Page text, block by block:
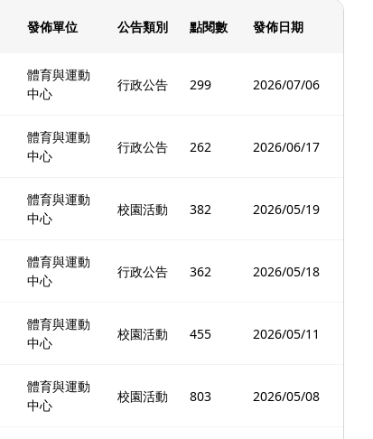
發佈單位 公告類別 點閱數 發佈日期
體育與運動
中心
行政公告 299 2026/07/06
體育與運動
中心
行政公告 262 2026/06/17
體育與運動
中心
校園活動 382 2026/05/19
體育與運動
中心
行政公告 362 2026/05/18
體育與運動
中心
校園活動 455 2026/05/11
體育與運動
中心
校園活動 803 2026/05/08